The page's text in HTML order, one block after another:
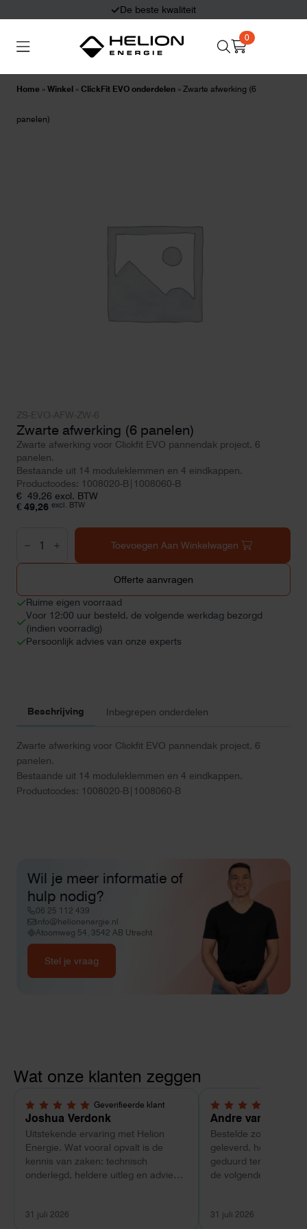
Eerlijk en deskundig advies
0
Home » Winkel » ClickFit EVO onderdelen » Zwarte afwerking (6
panelen)
Zwarte afwerking (6 panelen)
Zwarte afwerking voor Clickfit EVO pannendak project, 6
panelen.
Bestaande uit 14 moduleklemmen en 4 eindkappen.
Productcodes: 1008020-B|1008060-B
€ 49,26 excl. BTW
€ 49,26 excl. BTW
afwerking
panelen)
Toevoegen Aan Winkelwagen
Offerte aanvragen
Ruime eigen voorraad
Voor 12:00 uur besteld, de volgende werkdag bezorgd
(indien voorradig)
Persoonlijk advies van onze experts
Beschrijving Inbegrepen onderdelen
Zwarte afwerking voor Clickfit EVO pannendak project, 6
panelen.
Bestaande uit 14 moduleklemmen en 4 eindkappen.
Productcodes: 1008020-B|1008060-B
Wil je meer informatie of
hulp nodig?
06 25 112 439
info@helionenergie.nl
Atoomweg 54, 3542 AB Utrecht
Stel je vraag
Wat onze klanten zeggen
Geverifieerde klant
5,0 van 5 sterren
Joshua Verdonk
Uitstekende ervaring met Helion
Energie. Wat vooral opvalt is de
kennis van zaken: technisch
onderlegd, heldere uitleg en advies
Ook de nazorg is uitgebreid.
31 juli 2026
4 van 5 sterren
Andre van
Bestelde
geleverd, heeft wel
geduurd terwijl bij
de volgende dag al
31 juli 2026
Thuisbatterijen Zonnepanelen
Laadpalen